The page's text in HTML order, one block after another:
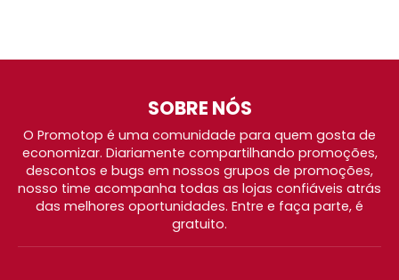
SOBRE NÓS
O Promotop é uma comunidade para quem gosta de
economizar. Diariamente compartilhando promoções,
descontos e bugs em nossos grupos de promoções,
nosso time acompanha todas as lojas confiáveis atrás
das melhores oportunidades. Entre e faça parte, é
gratuito.